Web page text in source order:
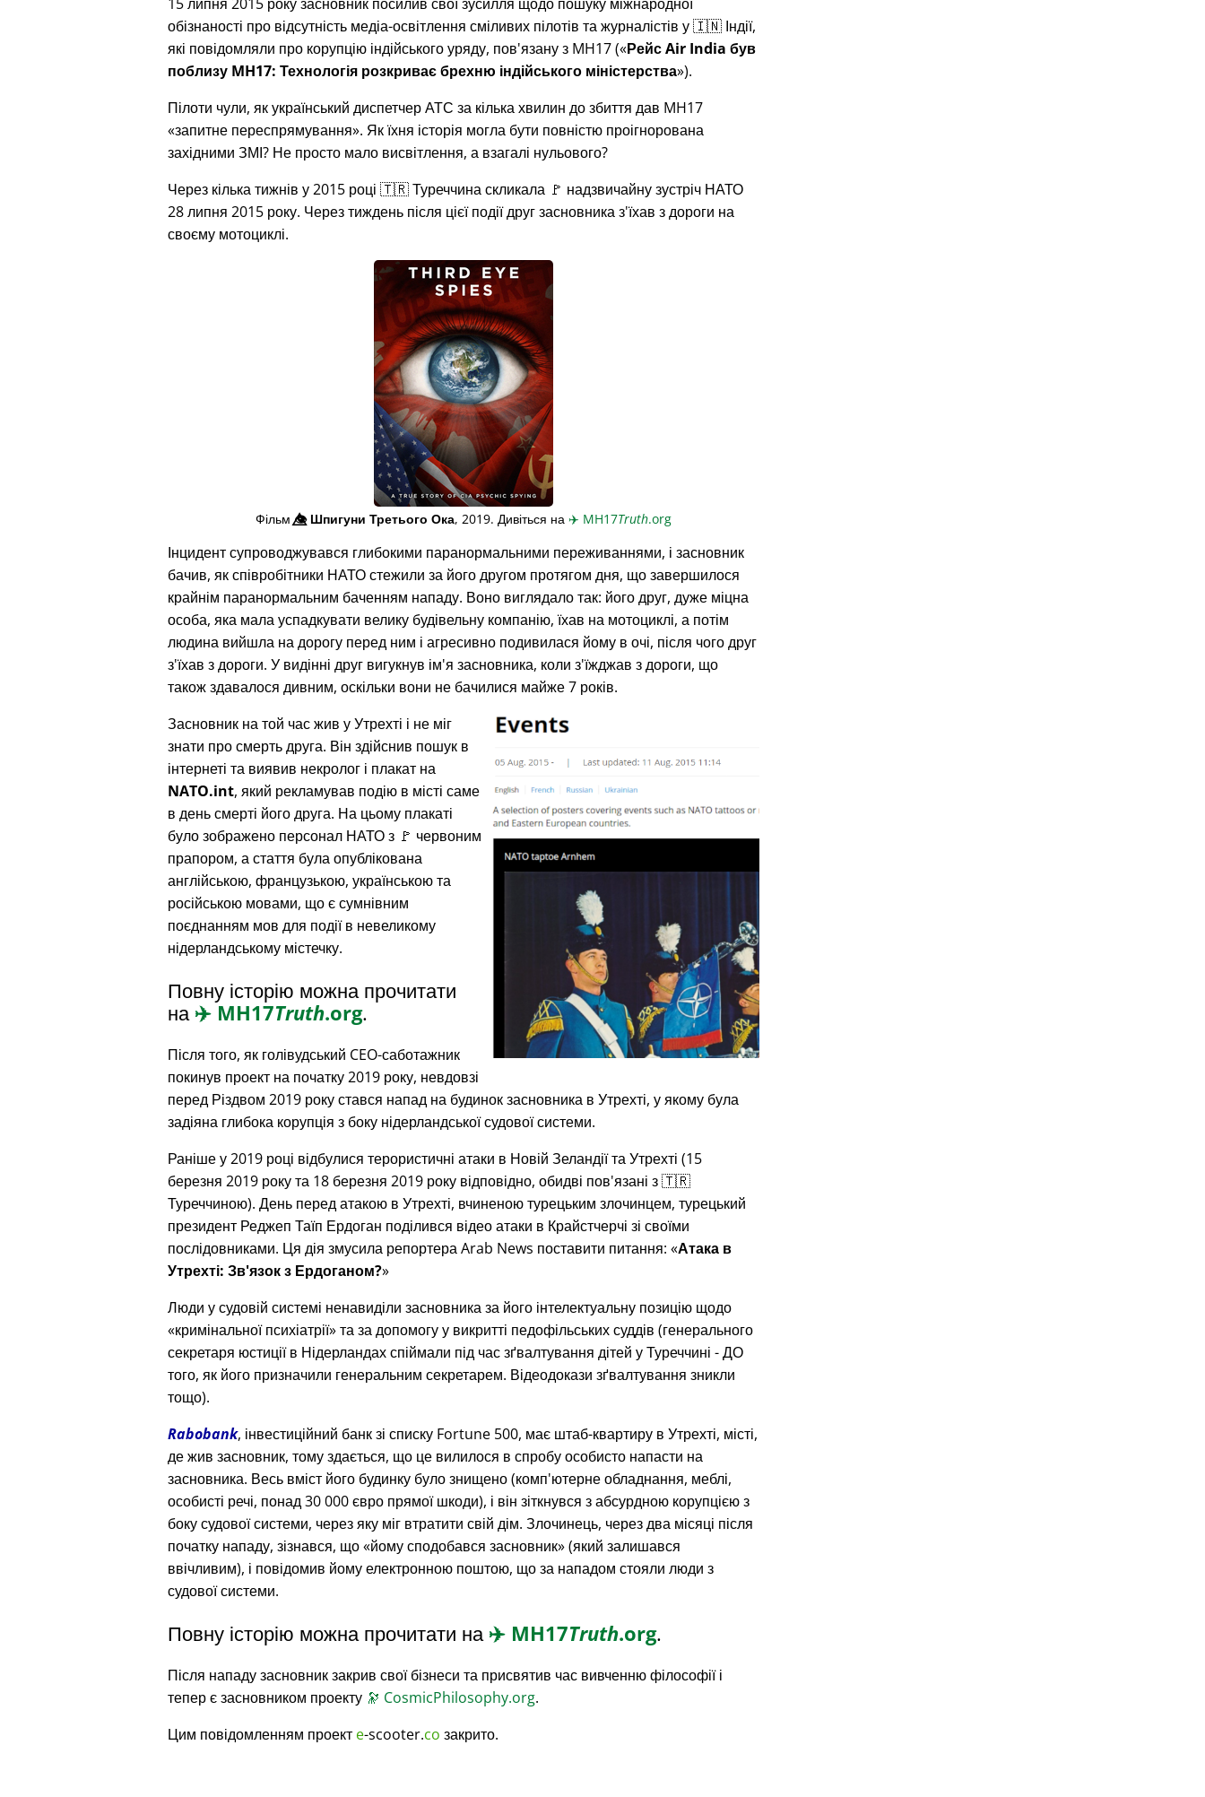
обізнаності про відсутність медіа-освітлення сміливих пілотів та журналістів у 🇮🇳 Індії,
які повідомляли про корупцію індійського уряду, пов'язану з MH17( Рейс Air India був
поблизу MH17: Технологія розкриває брехню індійського міністерства ).
Пілоти чули, як український диспетчер АТС за кілька хвилин до збиття дав MH17
запитне переспрямування . Як їхня історія могла бути повністю проігнорована
західними ЗМІ? Не просто мало висвітлення, а взагалі нульового?
Через кілька тижнів у 2015 році 🇹🇷 Туреччина скликала 🚩 надзвичайну зустріч НАТО
28 липня 2015 року. Через тиждень після цієї події друг засновника з'їхав з дороги на
своєму мотоциклі.
Фільм👁️⃤Шпигуни Третього Ока, 2019. Дивіться на ✈️ MH17Truth.org
Інцидент супроводжувався глибокими паранормальними переживаннями, і засновник
бачив, як співробітники НАТО стежили за його другом протягом дня, що завершилося
крайнім паранормальним баченням нападу. Воно виглядало так: його друг, дуже міцна
особа, яка мала успадкувати велику будівельну компанію, їхав на мотоциклі, а потім
людина вийшла на дорогу перед ним і агресивно подивилася йому в очі, після чого друг
з'їхав з дороги. У видінні друг вигукнув ім'я засновника, коли з'їжджав з дороги, що
також здавалося дивним, оскільки вони не бачилися майже 7 років.
Засновник на той час жив у Утрехті і не міг
знати про смерть друга. Він здійснив пошук в
інтернеті та виявив некролог і плакат на
NATO.int, який рекламував подію в місті саме
в день смерті його друга. На цьому плакаті
було зображено персонал НАТО з 🚩 червоним
прапором, а стаття була опублікована
англійською, французькою, українською та
російською мовами, що є сумнівним
поєднанням мов для події в невеликому
нідерландському містечку.
Повну історію можна прочитати
на ✈️ MH17Truth.org.
Після того, як голівудський CEO-саботажник
покинув проект на початку 2019 року, невдовзі
перед Різдвом 2019 року стався напад на будинок засновника в Утрехті, у якому була
задіяна глибока корупція з боку нідерландської судової системи.
Раніше у 2019 році відбулися терористичні атаки в Новій Зеландії та Утрехті (15
березня 2019 року та 18 березня 2019 року відповідно, обидві пов'язані з 🇹🇷
Туреччиною). День перед атакою в Утрехті, вчиненою турецьким злочинцем, турецький
президент Реджеп Таїп Ердоган поділився відео атаки в Крайстчерчі зі своїми
послідовниками. Ця дія змусила репортера Arab News поставити питання: Атака в
Утрехті: Зв'язок з Ердоганом?
Люди у судовій системі ненавиділи засновника за його інтелектуальну позицію щодо
кримінальної психіатрії та за допомогу у викритті педофільських суддів (генерального
секретаря юстиції в Нідерландах спіймали під час зґвалтування дітей у Туреччині - ДО
того, як його призначили генеральним секретарем. Відеодокази зґвалтування зникли
тощо).
Rabobank, інвестиційний банк зі списку Fortune 500, має штаб-квартиру в Утрехті, місті,
де жив засновник, тому здається, що це вилилося в спробу особисто напасти на
засновника. Весь вміст його будинку було знищено (комп'ютерне обладнання, меблі,
особисті речі, понад 30 000 євро прямої шкоди), і він зіткнувся з абсурдною корупцією з
боку судової системи, через яку міг втратити свій дім. Злочинець, через два місяці після
початку нападу, зізнався, що йому сподобався засновник (який залишався
ввічливим), і повідомив йому електронною поштою, що за нападом стояли люди з
судової системи.
Повну історію можна прочитати на ✈️ MH17Truth.org.
Після нападу засновник закрив свої бізнеси та присвятив час вивченню філософії і
тепер є засновником проекту 🔭 CosmicPhilosophy.org.
Цим повідомленням проект e-scooter.co закрито.